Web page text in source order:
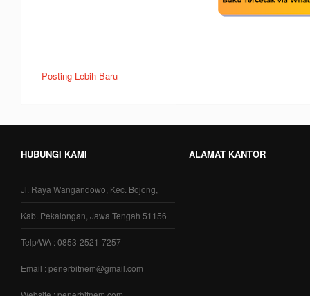
Posting Lebih Baru
HUBUNGI KAMI
Jl. Raya Wangandowo, Kec. Bojong,
Kab. Pekalongan, Jawa Tengah 51156
Telp/WA : 0853-2521-7257
Email : penerbitnem@gmail.com
ALAMAT KANTOR